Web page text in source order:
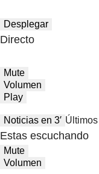
Desplegar
Directo
Mute
Volumen
Play
Noticias en 3′
Estas escuchando
Mute
Volumen